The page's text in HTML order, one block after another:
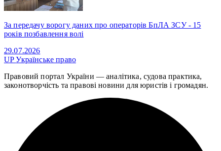
За передачу ворогу даних про операторів БпЛА ЗСУ - 15
років позбавлення волі
29.07.2026
UPУкраїнське право
Правовий портал України — аналітика, судова практика,
законотворчість та правові новини для юристів і громадян.